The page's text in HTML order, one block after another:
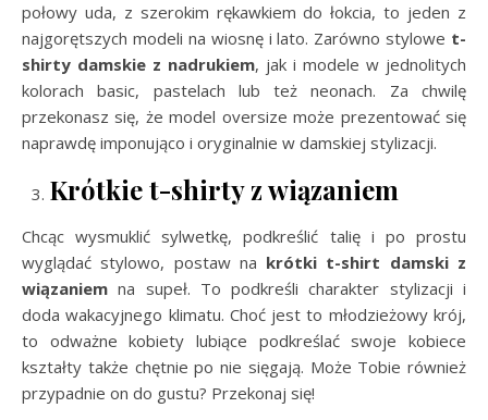
połowy uda, z szerokim rękawkiem do łokcia, to jeden z
najgorętszych modeli na wiosnę i lato. Zarówno stylowe t-
shirty damskie z nadrukiem, jak i modele w jednolitych
kolorach basic, pastelach lub też neonach. Za chwilę
przekonasz się, że model oversize może prezentować się
naprawdę imponująco i oryginalnie w damskiej stylizacji.
Krótkie t-shirty z wiązaniem
Chcąc wysmuklić sylwetkę, podkreślić talię i po prostu
wyglądać stylowo, postaw na krótki t-shirt damski z
wiązaniem na supeł. To podkreśli charakter stylizacji i
doda wakacyjnego klimatu. Choć jest to młodzieżowy krój,
to odważne kobiety lubiące podkreślać swoje kobiece
kształty także chętnie po nie sięgają. Może Tobie również
przypadnie on do gustu? Przekonaj się!